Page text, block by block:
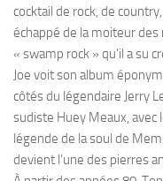
cocktail de rock, de
échappé de la moiteur des
« swamp rock » qu’il a su
Joe voit son album
côtés du légendaire Jerry
sudiste Huey Meaux, avec
légende de la soul de
devient l’une des pierres